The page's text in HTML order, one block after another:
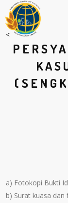
<
a) Fotokopi Bukti
b) Surat kuasa